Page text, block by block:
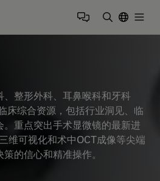
整形外科、耳鼻喉科和牙科
床综合资源，包括行业洞见、临
。重点突出手术显微镜的最新进
维可视化和术中OCT成像等尖端
的信心和精准操作。